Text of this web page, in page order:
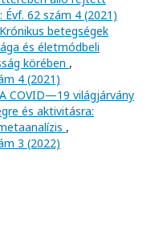
Évf. 62 szám 4 (2021)
betegségek
és életmódbeli
körében ,
4 (2021)
COVID—19 világjárvány
és aktivitásra:
,
3 (2022)